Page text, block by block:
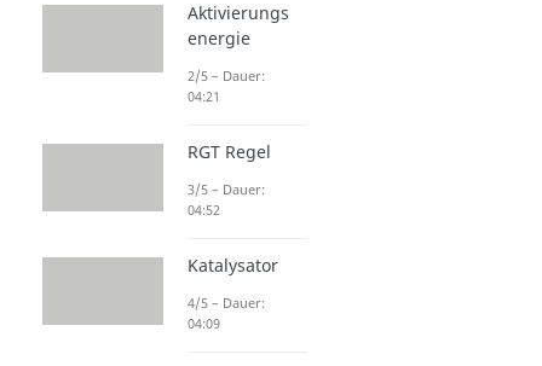
Aktivierungs
energie
2/5 – Dauer:
04:21
RGT Regel
3/5 – Dauer:
04:52
Katalysator
4/5 – Dauer:
04:09